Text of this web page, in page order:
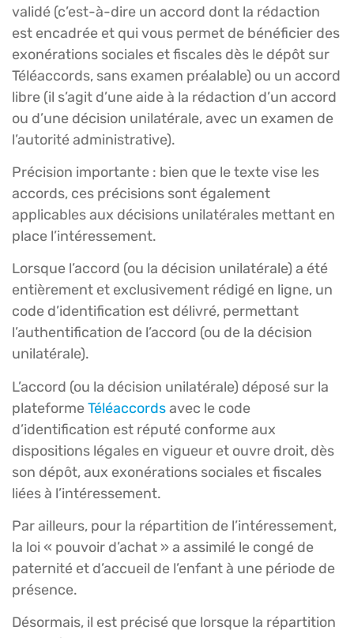
validé (c’est-à-dire un accord dont la rédaction
est encadrée et qui vous permet de bénéficier des
exonérations sociales et fiscales dès le dépôt sur
Téléaccords, sans examen préalable) ou un accord
libre (il s’agit d’une aide à la rédaction d’un accord
ou d’une décision unilatérale, avec un examen de
l’autorité administrative).
Précision importante : bien que le texte vise les
accords, ces précisions sont également
applicables aux décisions unilatérales mettant en
place l’intéressement.
Lorsque l’accord (ou la décision unilatérale) a été
entièrement et exclusivement rédigé en ligne, un
code d’identification est délivré, permettant
l’authentification de l’accord (ou de la décision
unilatérale).
L’accord (ou la décision unilatérale) déposé sur la
plateformeTéléaccordsavec le code
d’identification est réputé conforme aux
dispositions légales en vigueur et ouvre droit, dès
son dépôt, aux exonérations sociales et fiscales
liées à l’intéressement.
Par ailleurs, pour la répartition de l’intéressement,
la loi « pouvoir d’achat » a assimilé le congé de
paternité et d’accueil de l’enfant à une période de
présence.
Désormais, il est précisé que lorsque la répartition